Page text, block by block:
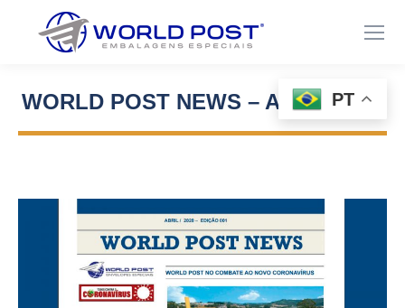
WORLD POST NEWS – APRIL 2020
Você está aqui:
PT